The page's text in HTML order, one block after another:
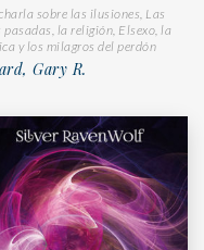
sobre las ilusiones, Las
pasadas, la religión, Elsexo, la
y los milagros del perdón
Gary R.